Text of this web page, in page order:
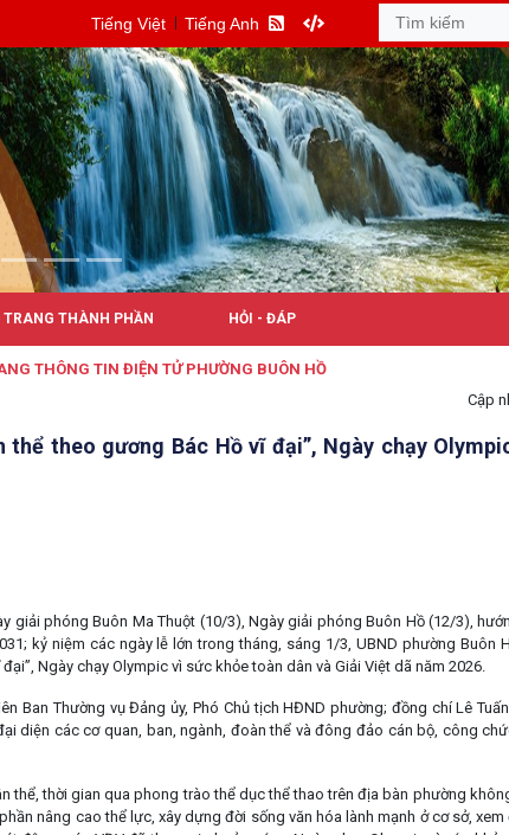
Tiếng Việt Tiếng Anh
TRANG THÀNH PHẦN HỎI - ĐÁP
ĐIỆN TỬ PHƯỜNG BUÔN HỒ
Cập
thể theo gương Bác Hồ vĩ đại”, Ngày chạy
phóng Buôn Ma Thuột (10/3), Ngày giải phóng Buôn Hồ (12/3),
kỷ niệm các ngày lễ lớn trong tháng, sáng 1/3, UBND phường Buôn
Ngày chạy Olympic vì sức khỏe toàn dân và Giải Việt dã năm 2026.
Ban Thường vụ Đảng ủy, Phó Chủ tịch HĐND phường; đồng chí Lê
diện các cơ quan, ban, ngành, đoàn thể và đông đảo cán bộ, công
thể, thời gian qua phong trào thể dục thể thao trên địa bàn phường
nâng cao thể lực, xây dựng đời sống văn hóa lành mạnh ở cơ sở, xem